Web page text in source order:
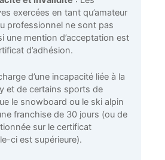
exercées en tant qu’amateur
professionnel ne sont pas
une mention d’acceptation est
d’adhésion.
d’une incapacité liée à la
et de certains sports de
le snowboard ou le ski alpin
franchise de 30 jours (ou de
sur le certificat
ci est supérieure).